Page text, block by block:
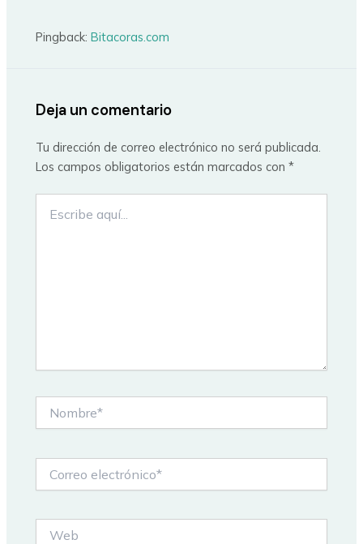
Pingback:Bitacoras.com
Deja un comentario
Tu dirección de correo electrónico no será publicada.
Los campos obligatorios están marcados con*
aquí...
electrónico*